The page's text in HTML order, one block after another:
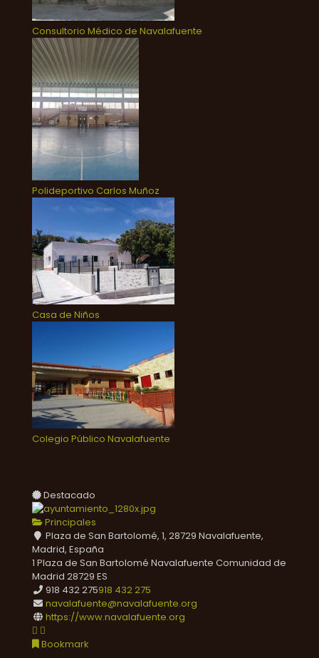
Consultorio Médico de Navalafuente
Polideportivo Carlos Muñoz
Casa de Niños
Colegio Público Navalafuente
Destacado
Principales
Plaza de San Bartolomé, 1, 28729 Navalafuente,
Madrid, España
1 Plaza de San Bartolomé Navalafuente Comunidad de
Madrid 28729 ES
918 432 275918 432 275
navalafuente@navalafuente.org
https://www.navalafuente.org
Bookmark